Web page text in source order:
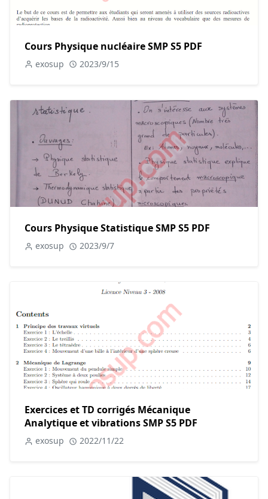
Cours Physique nucléaire SMP S5 PDF
exosup 2023/9/15
Cours Physique Statistique SMP S5 PDF
exosup 2023/9/7
Exercices et TD corrigés Mécanique
Analytique et vibrations SMP S5 PDF
exosup 2022/11/22